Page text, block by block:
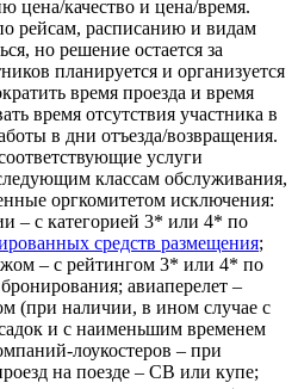
цена/качество и цена/время.
рейсам, расписанию и видам
но решение остается за
планируется и организуется
время проезда и время
время отсутствия участника в
в дни отъезда/возвращения.
услуги
классам обслуживания,
оргкомитетом исключения:
– с категорией 3* или 4* по
средств размещения;
– с рейтингом 3* или 4* по
авиаперелет –
(при наличии, в ином случае с
и с наименьшим временем
лоукостеров – при
на поезде – СВ или купе;